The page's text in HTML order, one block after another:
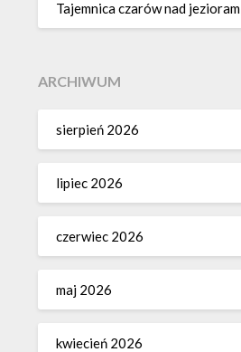
Tajemnica czarów nad
ARCHIWUM
sierpień 2026
lipiec 2026
czerwiec 2026
maj 2026
kwiecień 2026